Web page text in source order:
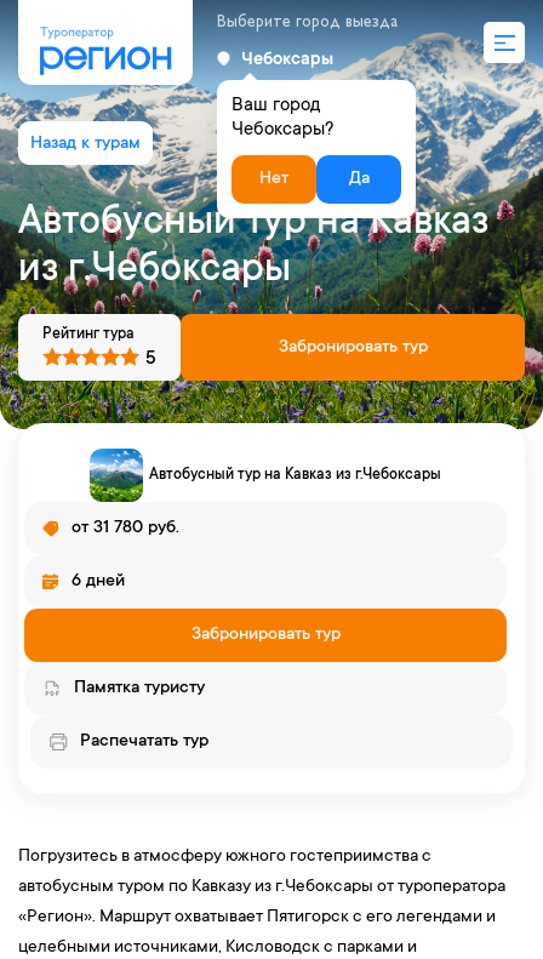
Выберите город выезда
Чебоксары
Ваш город
Чебоксары?
Нет Да
Автобусный тур на Кавказ
из г.Чебоксары
Забронировать тур
Рейтинг тура
5
Автобусный тур на Кавказ из г.Чебоксары
от 31 780 руб.
6 дней
Забронировать тур
Памятка туристу
Распечатать тур
Погрузитесь в атмосферу южного гостеприимства с
автобусным туром по Кавказу из г.Чебоксары от туроператора
«Регион». Маршрут охватывает Пятигорск с его легендами и
целебными источниками, Кисловодск с парками и